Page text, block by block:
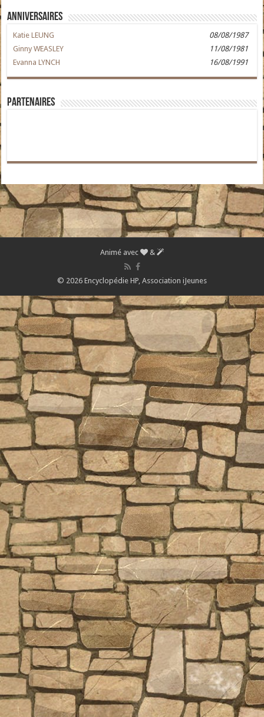
Anniversaires
Katie LEUNG
08/08/1987
Ginny WEASLEY
11/08/1981
Evanna LYNCH
16/08/1991
Partenaires
Animé avec &
© 2026 Encyclopédie HP, Association iJeunes